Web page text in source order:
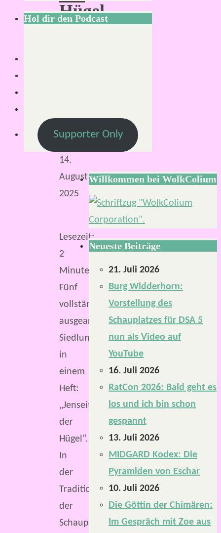
Hügel
14.
August
2025
Lesezeit:
2
Minuten
Fünf
vollständig
ausgearbeitete
Siedlungen
in
einem
Heft:
„Jenseits
der
Hügel“.
In
der
Tradition
der
Schauplatzbeschreibungen
Hol dir den Podcast
Supporter Only
Willkommen bei WolkColium
Neueste Beiträge
21. Juli 2026
Burg Widderhorn:
Vorstellung des
Schauplatzes für DSA 5
nun als Video auf
YouTube
16. Juli 2026
RatCon 2026: Bald geht es
los und ich bin schon
gespannt
13. Juli 2026
MIDGARD Kodex: Die
Pyramiden von Eschar
10. Juli 2026
Die Göttin der Chimären:
Im Gespräch mit Zoe aus